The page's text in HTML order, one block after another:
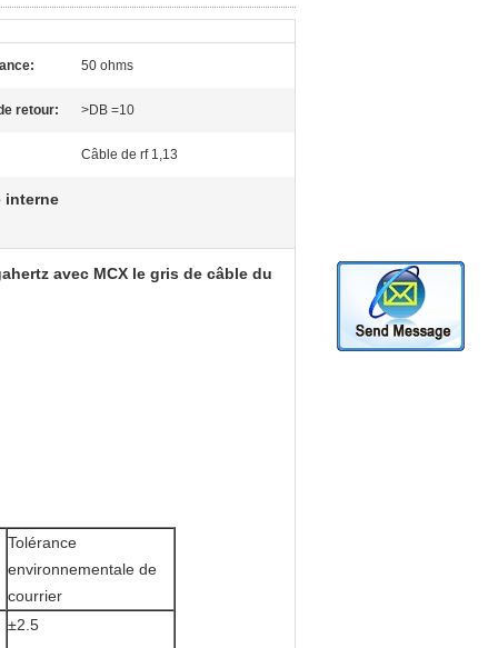
50 ohms
retour: >DB =10
Câble de rf 1,13
interne
avec MCX le gris de câble du
Tolérance
environnementale de
courrier
±2.5